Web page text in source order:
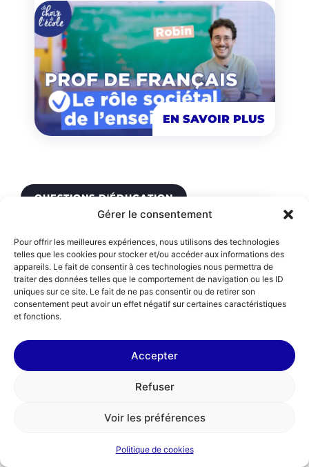
Gérer le consentement
Pour offrir les meilleures expériences, nous utilisons des technologies
telles que les cookies pour stocker et/ou accéder aux informations des
appareils. Le fait de consentir à ces technologies nous permettra de
traiter des données telles que le comportement de navigation ou les ID
uniques sur ce site. Le fait de ne pas consentir ou de retirer son
consentement peut avoir un effet négatif sur certaines caractéristiques
et fonctions.
Accepter
Refuser
Voir les préférences
Politique de cookies
EN SAVOIR PLUS
QUESTIONS D'ÉDUCATION
Faut-il avoir la vocation pour devenir
enseignant ?
EN SAVOIR PLUS